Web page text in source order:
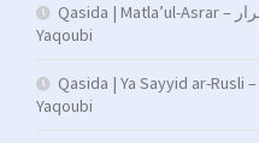
Qasida | Matla’ul-Asrar – مطلع الأسرار | Sh. Muhammad al-
Yaqoubi
Qasida | Ya Sayyid ar-Rusli – يا سيد الرسل | Sh. Muhammad al-
Yaqoubi